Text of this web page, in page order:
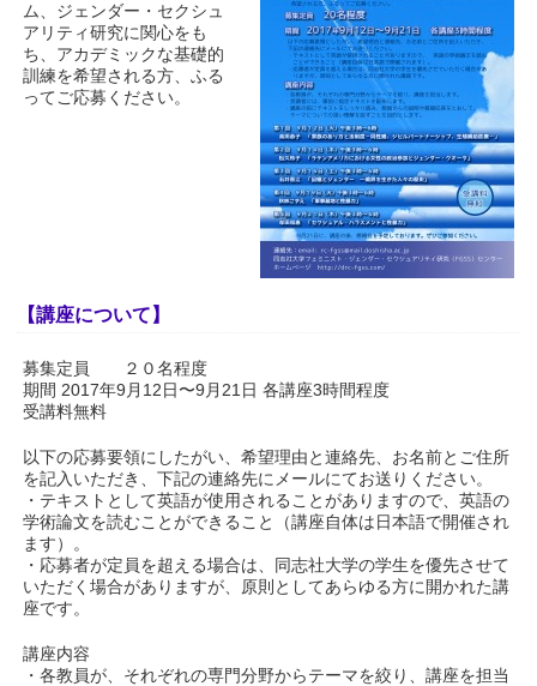
ム、ジェンダー・セクシュ
アリティ研究に関心をも
ち、アカデミックな基礎的
訓練を希望される方、ふる
ってご応募ください。
【講座について】
募集定員 ２０名程度
期間 2017年9月12日〜9月21日 各講座3時間程度
受講料無料
以下の応募要領にしたがい、希望理由と連絡先、お名前とご住所
を記入いただき、下記の連絡先にメールにてお送りください。
・テキストとして英語が使用されることがありますので、英語の
学術論文を読むことができること（講座自体は日本語で開催され
ます）。
・応募者が定員を超える場合は、同志社大学の学生を優先させて
いただく場合がありますが、原則としてあらゆる方に開かれた講
座です。
講座内容
・各教員が、それぞれの専門分野からテーマを絞り、講座を担当